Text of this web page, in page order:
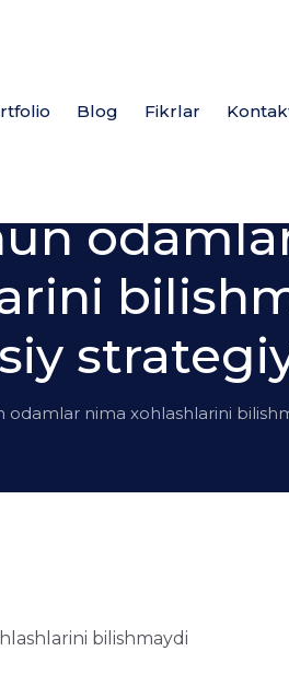
Blog Fikrlar
odamlar nima xohlashlarini